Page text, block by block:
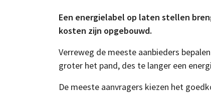
Een energielabel op laten stellen
kosten zijn opgebouwd.
Verreweg de meeste aanbieders
groter het pand, des te langer een
De meeste aanvragers kiezen het